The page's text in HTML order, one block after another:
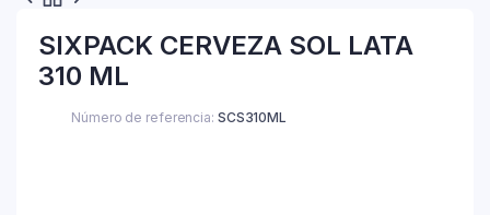
SIXPACK CERVEZA SOL LATA
310 ML
Número de referencia: SCS310ML